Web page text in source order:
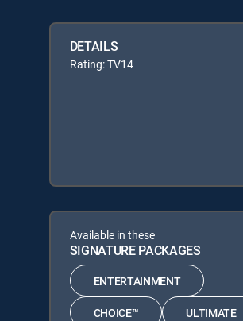
DETAILS
Rating: TV14
Available in these
SIGNATURE PACKAGES
ENTERTAINMENT
CHOICE™ ULTIMATE